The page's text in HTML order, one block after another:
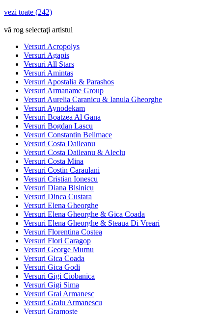
vezi toate (242)
vă rog selectaţi artistul
Versuri Acropolys
Versuri Agapis
Versuri All Stars
Versuri Amintas
Versuri Apostalia & Parashos
Versuri Armaname Group
Versuri Aurelia Caranicu & Ianula Gheorghe
Versuri Aynodekam
Versuri Boatzea Al Gana
Versuri Bogdan Lascu
Versuri Constantin Belimace
Versuri Costa Daileanu
Versuri Costa Daileanu & Aleclu
Versuri Costa Mina
Versuri Costin Caraulani
Versuri Cristian Ionescu
Versuri Diana Bisinicu
Versuri Dinca Custara
Versuri Elena Gheorghe
Versuri Elena Gheorghe & Gica Coada
Versuri Elena Gheorghe & Steaua Di Vreari
Versuri Florentina Costea
Versuri Flori Caragop
Versuri George Murnu
Versuri Gica Coada
Versuri Gica Godi
Versuri Gigi Ciobanica
Versuri Gigi Sima
Versuri Grai Armanesc
Versuri Graiu Armanescu
Versuri Gramoste